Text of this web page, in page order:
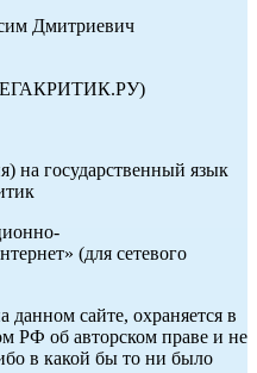
Дмитриевич
на государственный язык
(для сетевого
сайте, охраняется в
РФ об авторском праве и не
в какой бы то ни было